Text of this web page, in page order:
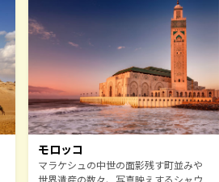
モロッコ
マラケシュの中世の面影残す町並みや
世界遺産の数々、写真映えするシャウ